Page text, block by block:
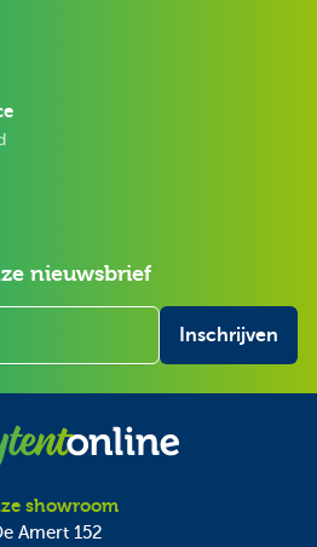
nieuwsbrief
Inschrijven
showroom
Amert 152